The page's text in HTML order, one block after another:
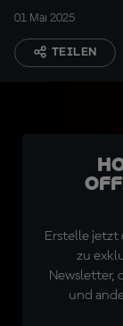
01 Mai 2025
TEILEN
Erstelle jetzt
zu
Newsletter,
und